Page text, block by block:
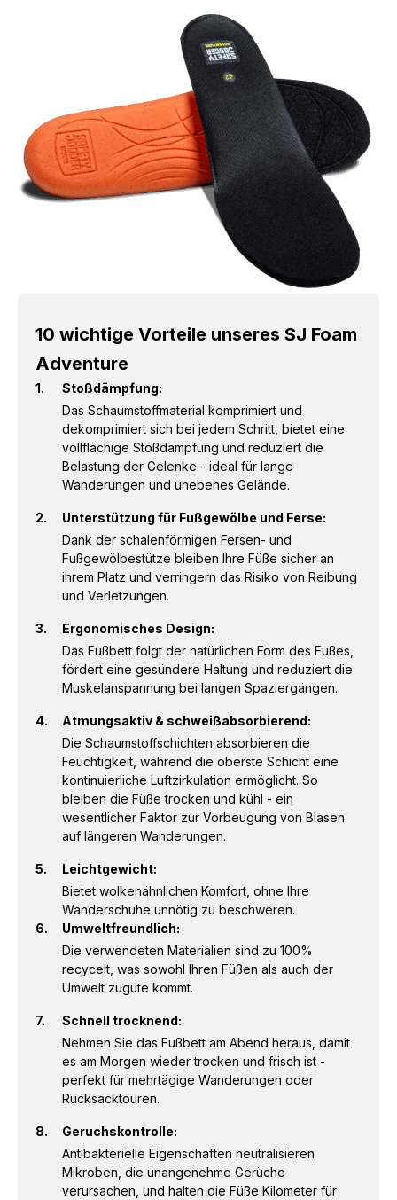
10 wichtige Vorteile unseres SJ Foam
Adventure
Stoßdämpfung:
Das Schaumstoffmaterial komprimiert und
dekomprimiert sich bei jedem Schritt, bietet eine
vollflächige Stoßdämpfung und reduziert die
Belastung der Gelenke - ideal für lange
Wanderungen und unebenes Gelände.
Unterstützung für Fußgewölbe und Ferse:
Dank der schalenförmigen Fersen- und
Fußgewölbestütze bleiben Ihre Füße sicher an
ihrem Platz und verringern das Risiko von Reibung
und Verletzungen.
Ergonomisches Design:
Das Fußbett folgt der natürlichen Form des Fußes,
fördert eine gesündere Haltung und reduziert die
Muskelanspannung bei langen Spaziergängen.
Atmungsaktiv & schweißabsorbierend:
Die Schaumstoffschichten absorbieren die
Feuchtigkeit, während die oberste Schicht eine
kontinuierliche Luftzirkulation ermöglicht. So
bleiben die Füße trocken und kühl - ein
wesentlicher Faktor zur Vorbeugung von Blasen
auf längeren Wanderungen.
Leichtgewicht:
Bietet wolkenähnlichen Komfort, ohne Ihre
Wanderschuhe unnötig zu beschweren.
Umweltfreundlich:
Die verwendeten Materialien sind zu 100%
recycelt, was sowohl Ihren Füßen als auch der
Umwelt zugute kommt.
Schnell trocknend:
Nehmen Sie das Fußbett am Abend heraus, damit
es am Morgen wieder trocken und frisch ist -
perfekt für mehrtägige Wanderungen oder
Rucksacktouren.
Geruchskontrolle:
Antibakterielle Eigenschaften neutralisieren
Mikroben, die unangenehme Gerüche
verursachen, und halten die Füße Kilometer für